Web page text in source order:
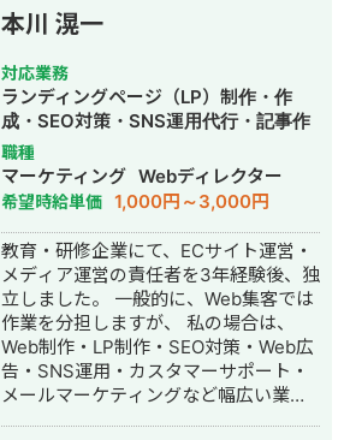
をEC販売のアドバイスで月商150万円
※家内のセンスが良かった可能性多いに
あり ◉自社メディア（SEO集客）
（2019年） ⇒オウンドメディアの売却
（約2000万円） ◉自社メディア（SEO
集客）（2020年） ⇒女性向けメディア
の運営で医療脱毛の案件月150件以上獲
得 ◉広告運用代行（2021年） ⇒リプ
レイスでクライアント様の売上5倍 ※ク
ライアント様の商材が良かった可能性
多いにあり ◉広告運用代行（2021年）
⇒クリニック様の新規立上げ→半年後
に月商3000万円 ※クライアント様の商
材が良かった可能性多いにあり ◉自社
メディア（SEO集客）（2021年~2022
年） ⇒女性向けメディアの運営で美容
整形の案件月150以上件獲得 ◉自社メ
ディア（SEO集客）（2022年~2023
で作りたい 広告運用の成果を今より伸
ばしたい マーケティング担当がいない
ので伴走してほしい 起業・事業拡大に
向けて戦略を整理したい 「人の心が動
く瞬間をつくる」ことを軸に、ただ作
る・ただ運用するだけでなく、成果に
つながる本質的な施策をご提案しま
す。 まずはお気軽にご相談ください。
の運営もおこなっております。
本川 滉一
対応業務
ランディングページ（LP）制作・作
成・SEO対策・SNS運用代行・記事作
成代行・ライティング・ホームページ
制作・作成・リスティング広告運用代
行・オウンドメディア制作・構築・運
用代行
職種
マーケティング Webディレクター
希望時給単価 1,000円～3,000円
教育・研修企業にて、ECサイト運営・
メディア運営の責任者を3年経験後、独
立しました。 一般的に、Web集客では
作業を分担しますが、 私の場合は、
Web制作・LP制作・SEO対策・Web広
告・SNS運用・カスタマーサポート・
メールマーケティングなど幅広い業務